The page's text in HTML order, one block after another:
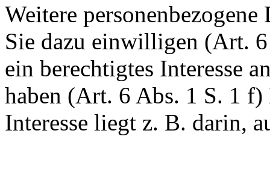
Weitere
Sie dazu einwilligen (Art.
ein berechtigtes Interesse
haben (Art. 6 Abs. 1 S. 1
Interesse liegt z. B. darin,